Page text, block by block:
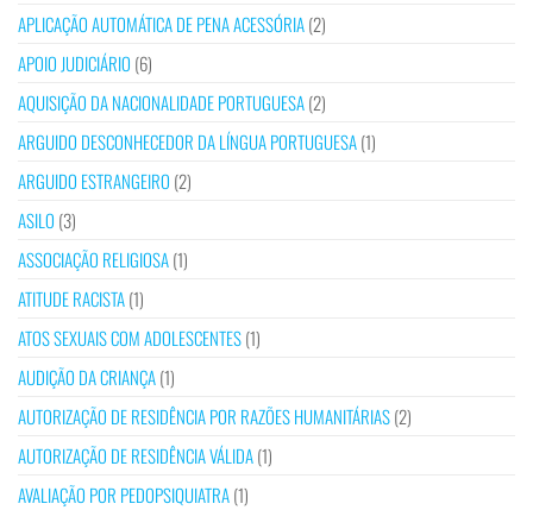
APLICAÇÃO AUTOMÁTICA DE PENA ACESSÓRIA(2)
APOIO JUDICIÁRIO (6)
AQUISIÇÃO DA NACIONALIDADE PORTUGUESA(2)
ARGUIDO DESCONHECEDOR DA LÍNGUA PORTUGUESA(1)
ARGUIDO ESTRANGEIRO (2)
ASILO (3)
ASSOCIAÇÃO RELIGIOSA(1)
ATITUDE RACISTA(1)
ATOS SEXUAIS COM ADOLESCENTES(1)
AUDIÇÃO DA CRIANÇA(1)
AUTORIZAÇÃO DE RESIDÊNCIA POR RAZÕES HUMANITÁRIAS(2)
AUTORIZAÇÃO DE RESIDÊNCIA VÁLIDA(1)
AVALIAÇÃO POR PEDOPSIQUIATRA(1)